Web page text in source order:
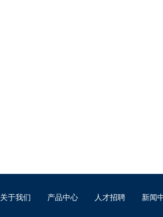
关于我们 产品中心 人才招聘 新闻